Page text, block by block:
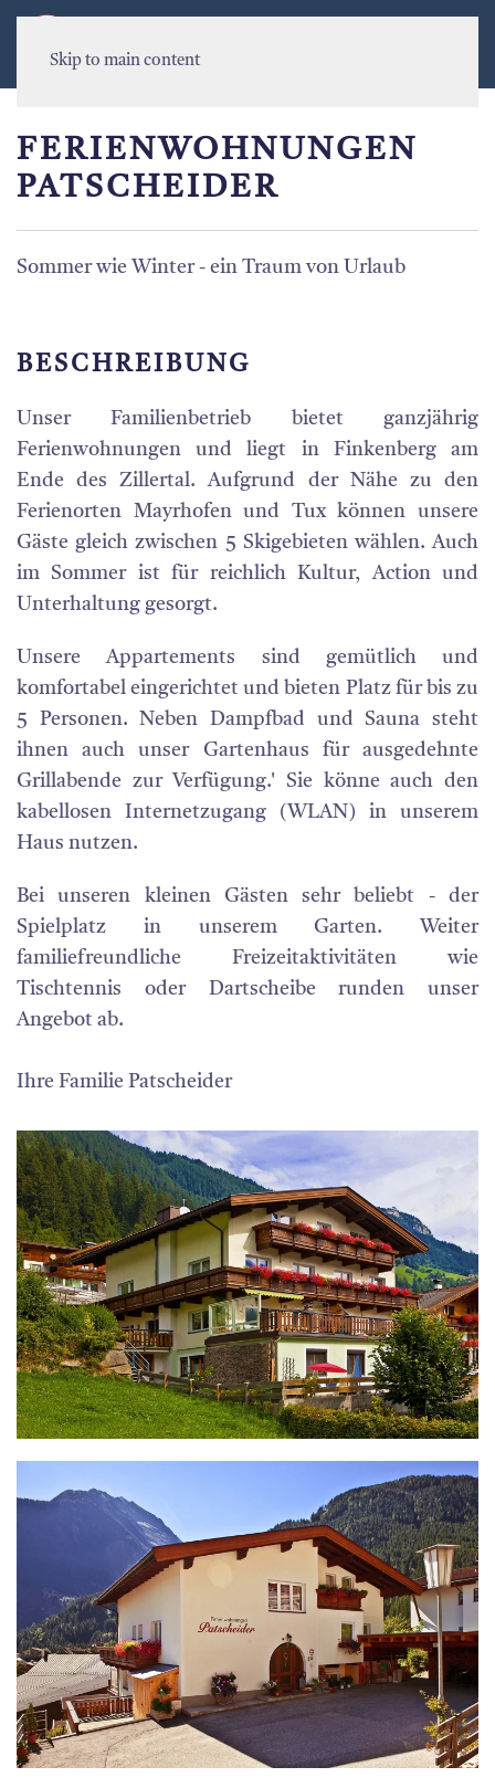
Skip to main content
FERIENWOHNUNGEN
PATSCHEIDER
Sommer wie Winter - ein Traum von Urlaub
BESCHREIBUNG
Unser Familienbetrieb bietet ganzjährig
Ferienwohnungen und liegt in Finkenberg am
Ende des Zillertal. Aufgrund der Nähe zu den
Ferienorten Mayrhofen und Tux können unsere
Gäste gleich zwischen 5 Skigebieten wählen. Auch
im Sommer ist für reichlich Kultur, Action und
Unterhaltung gesorgt.
Unsere Appartements sind gemütlich und
komfortabel eingerichtet und bieten Platz für bis zu
5 Personen. Neben Dampfbad und Sauna steht
ihnen auch unser Gartenhaus für ausgedehnte
Grillabende zur Verfügung.' Sie könne auch den
kabellosen Internetzugang (WLAN) in unserem
Haus nutzen.
Bei unseren kleinen Gästen sehr beliebt - der
Spielplatz in unserem Garten. Weiter
familiefreundliche Freizeitaktivitäten wie
Tischtennis oder Dartscheibe runden unser
Angebot ab.
Ihre Familie Patscheider